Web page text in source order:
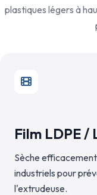
plastiques légers à
Film LDPE /
Sèche
industriels pour
l'extrudeuse.